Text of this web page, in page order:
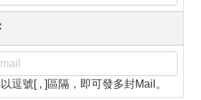
逗號[ , ]區隔，即可發多封Mail。